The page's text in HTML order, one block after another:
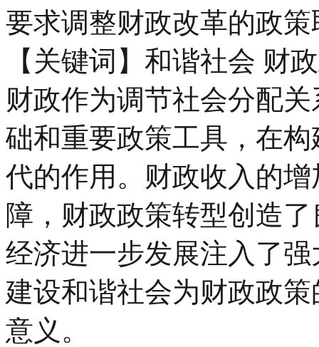
要求调整财政改革的政策
【关键词】和谐社会 财
财政作为调节社会分配
础和重要政策工具，在
代的作用。财政收入的
障，财政政策转型创造
经济进一步发展注入了
建设和谐社会为财政政
意义。